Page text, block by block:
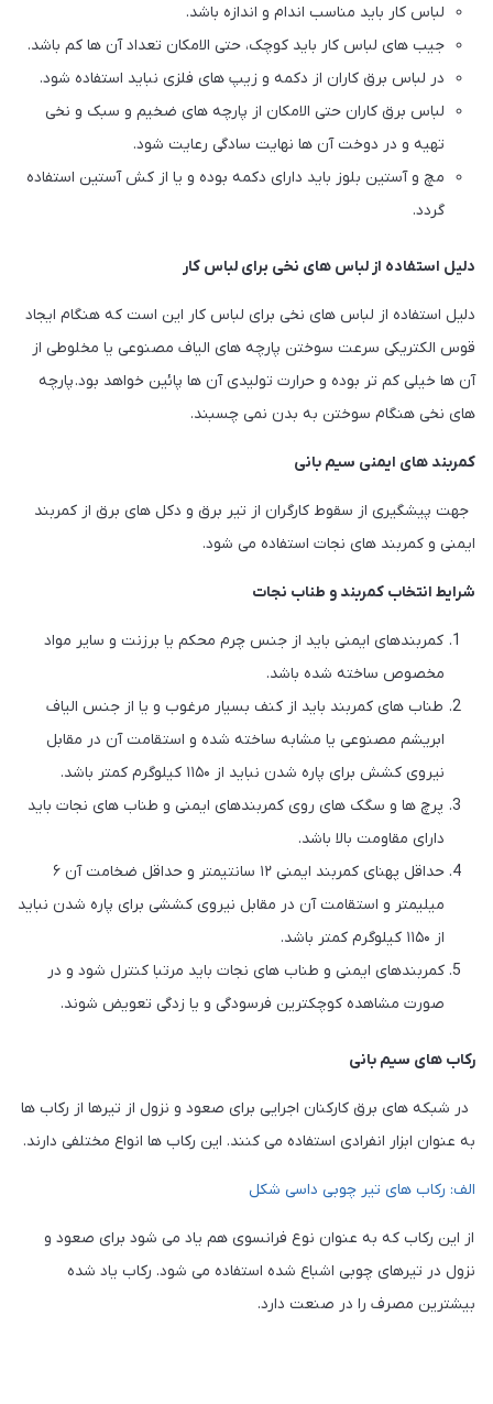
لباس کار باید مناسب اندام و اندازه باشد.
جیب های لباس کار باید کوچک، حتی الامکان تعداد آن ها کم باشد.
در لباس برق کاران از دکمه و زیپ های فلزی نباید استفاده شود.
لباس برق کاران حتی الامکان از پارچه های ضخیم و سبک و نخی
تهیه و در دوخت آن ها نهایت سادگی رعایت شود.
مچ و آستین بلوز باید دارای دکمه بوده و یا از کش آستین استفاده
گردد.
دلیل استفاده از لباس های نخی برای لباس کار
دلیل استفاده از لباس های نخی برای لباس کار این است که هنگام ایجاد
قوس الکتریکی سرعت سوختن پارچه های الیاف مصنوعی یا مخلوطی از
آن ها خیلی کم تر بوده و حرارت تولیدی آن ها پائین خواهد بود. پارچه
های نخی هنگام سوختن به بدن نمی چسبند.
کمربند های ایمنی سیم بانی
جهت پیشگیری از سقوط کارگران از تیر برق و دکل های برق از کمربند
ایمنی و کمربند های نجات استفاده می شود.
شرایط انتخاب کمربند و طناب نجات
کمربندهای ایمنی باید از جنس چرم محکم یا برزنت و سایر مواد
مخصوص ساخته شده باشد.
طناب های کمربند باید از کنف بسیار مرغوب و یا از جنس الیاف
ابریشم مصنوعی یا مشابه ساخته شده و استقامت آن در مقابل
نیروی کشش برای پاره شدن نباید از ۱۱۵۰ کیلوگرم کمتر باشد.
پرچ ها و سگک های روی کمربندهای ایمنی و طناب های نجات باید
دارای مقاومت بالا باشد.
حداقل پهنای کمربند ایمنی ۱۲ سانتیمتر و حداقل ضخامت آن ۶
میلیمتر و استقامت آن در مقابل نیروی کششی برای پاره شدن نباید
از ۱۱۵۰ کیلوگرم کمتر باشد.
کمربندهای ایمنی و طناب های نجات باید مرتبا کنترل شود و در
صورت مشاهده کوچکترین فرسودگی و یا زدگی تعویض شوند.
رکاب های سیم بانی
در شبکه های برق کارکنان اجرایی برای صعود و نزول از تیرها از رکاب ها
به عنوان ابزار انفرادی استفاده می کنند. این رکاب ها انواع مختلفی دارند.
الف: رکاب های تیر چوبی داسی شکل
از این رکاب که به عنوان نوع فرانسوی هم یاد می شود برای صعود و
نزول در تیرهای چوبی اشباع شده استفاده می شود. رکاب یاد شده
بیشترین مصرف را در صنعت دارد.